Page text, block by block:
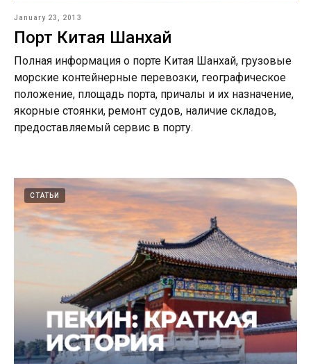
January 23, 2013
Порт Китая Шанхай
Полная информация о порте Китая Шанхай, грузовые
морские контейнерные перевозки, географическое
положение, площадь порта, причалы и их назначение,
якорные стоянки, ремонт судов, наличие складов,
предоставляемый сервис в порту.
СТАТЬИ